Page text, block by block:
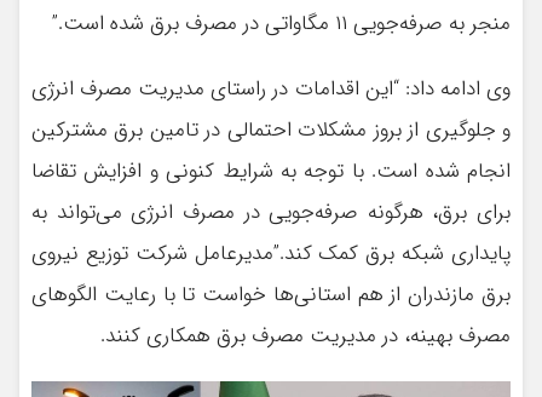
منجر به صرفه‌جویی ۱۱ مگاواتی در مصرف برق شده است.”
وی ادامه داد: “این اقدامات در راستای مدیریت مصرف انرژی
و جلوگیری از بروز مشکلات احتمالی در تامین برق مشترکین
انجام شده است. با توجه به شرایط کنونی و افزایش تقاضا
برای برق، هرگونه صرفه‌جویی در مصرف انرژی می‌تواند به
پایداری شبکه برق کمک کند.”مدیرعامل شرکت توزیع نیروی
برق مازندران از هم استانی‌ها خواست تا با رعایت الگوهای
مصرف بهینه، در مدیریت مصرف برق همکاری کنند.